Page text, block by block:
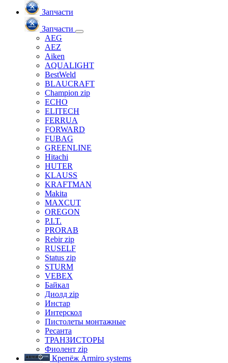
Запчасти
Запчасти
AEG
AEZ
Aiken
AQUALIGHT
BestWeld
BLAUCRAFT
Champion zip
ECHO
ELITECH
FERRUA
FORWARD
FUBAG
GREENLINE
Hitachi
HUTER
KLAUSS
KRAFTMAN
Makita
MAXCUT
OREGON
P.I.T.
PRORAB
Rebir zip
RUSELF
Status zip
STURM
VEBEX
Байкал
Диолд zip
Инстар
Интерскол
Пистолеты монтажные
Ресанта
ТРАНЗИСТОРЫ
Фиолент zip
Крепёж Armiro systems